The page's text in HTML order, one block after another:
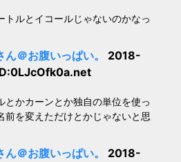
トルとイコールじゃないのかなっ
ん＠お腹いっぱい。 2018-
とかカーンとか独自の単位を使っ
前を変えただけとかじゃないと思
ん＠お腹いっぱい。 2018-